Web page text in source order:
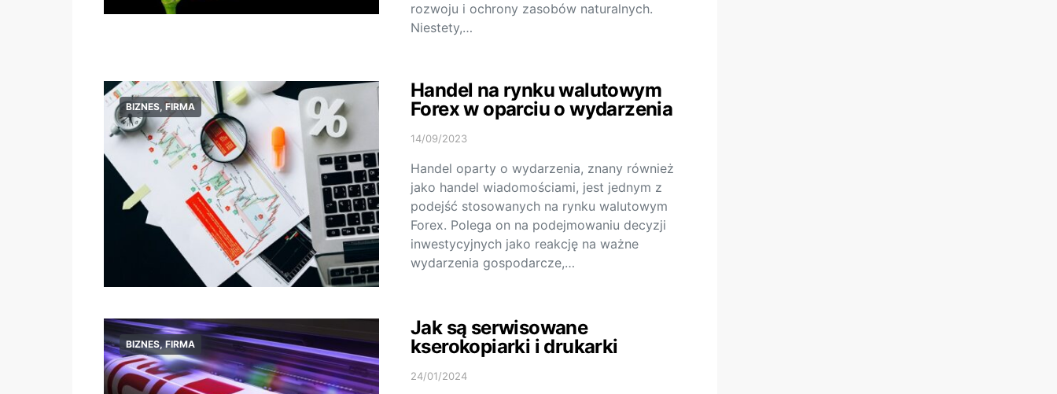
rozwoju i ochrony zasobów naturalnych.
Niestety,…
BIZNES, FIRMA
Handel na rynku walutowym
Forex w oparciu o wydarzenia
14/09/2023
Handel oparty o wydarzenia, znany również
jako handel wiadomościami, jest jednym z
podejść stosowanych na rynku walutowym
Forex. Polega on na podejmowaniu decyzji
inwestycyjnych jako reakcję na ważne
wydarzenia gospodarcze,…
BIZNES, FIRMA
Jak są serwisowane
kserokopiarki i drukarki
24/01/2024